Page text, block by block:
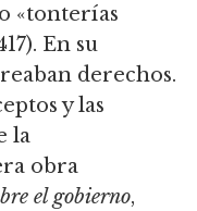
«tonterías
En su
derechos.
y las
la
obra
el gobierno,